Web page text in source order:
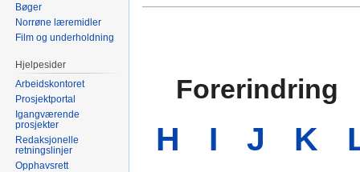
Forerindring
H I J K
Bøger
Norrøne læremidler
Film og underholdning
Hjelpesider
Arbeidskontoret
Prosjektportal
Igangværende
prosjekter
Redaksjonelle
retningslinjer
Opphavsrett